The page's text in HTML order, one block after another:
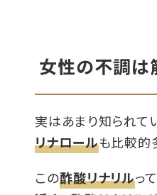
女性の不調は
実はあまり知られて
リナロールも比較的
この酢酸リナリルっ